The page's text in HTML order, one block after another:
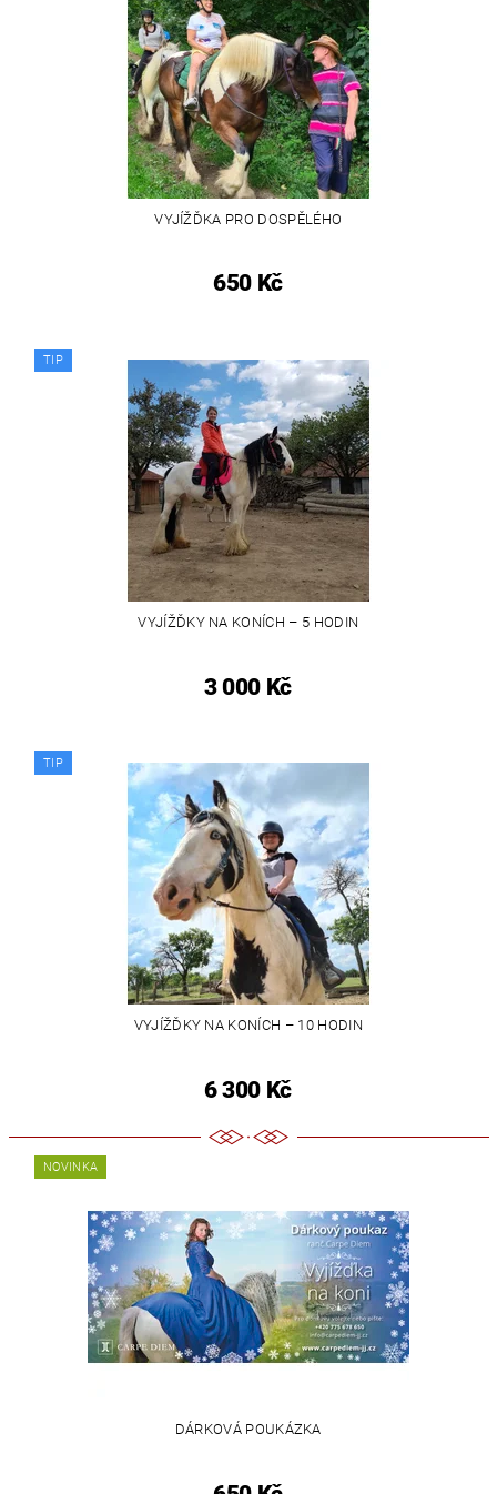
VYJÍŽĎKA PRO DOSPĚLÉHO
650 Kč
TIP
VYJÍŽĎKY NA KONÍCH – 5 HODIN
3 000 Kč
TIP
VYJÍŽĎKY NA KONÍCH – 10 HODIN
6 300 Kč
NOVINKA
DÁRKOVÁ POUKÁZKA